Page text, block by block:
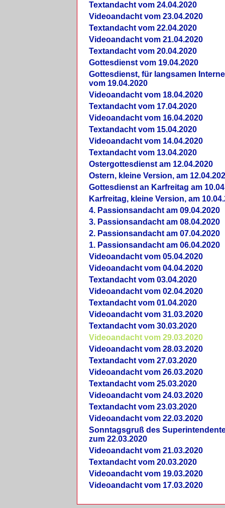
Textandacht vom 24.04.2020
Videoandacht vom 23.04.2020
Textandacht vom 22.04.2020
Videoandacht vom 21.04.2020
Textandacht vom 20.04.2020
Gottesdienst vom 19.04.2020
Gottesdienst, für langsamen
vom 19.04.2020
Videoandacht vom 18.04.2020
Textandacht vom 17.04.2020
Videoandacht vom 16.04.2020
Textandacht vom 15.04.2020
Videoandacht vom 14.04.2020
Textandacht vom 13.04.2020
Ostergottesdienst am 12.04.2020
Ostern, kleine Version, am
Gottesdienst an Karfreitag am
Karfreitag, kleine Version, am
4. Passionsandacht am 09.04.2020
3. Passionsandacht am 08.04.2020
2. Passionsandacht am 07.04.2020
1. Passionsandacht am 06.04.2020
Videoandacht vom 05.04.2020
Videoandacht vom 04.04.2020
Textandacht vom 03.04.2020
Videoandacht vom 02.04.2020
Textandacht vom 01.04.2020
Videoandacht vom 31.03.2020
Textandacht vom 30.03.2020
Videoandacht vom 29.03.2020
Videoandacht vom 28.03.2020
Textandacht vom 27.03.2020
Videoandacht vom 26.03.2020
Textandacht vom 25.03.2020
Videoandacht vom 24.03.2020
Textandacht vom 23.03.2020
Videoandacht vom 22.03.2020
Sonntagsgruß des
zum 22.03.2020
Videoandacht vom 21.03.2020
Textandacht vom 20.03.2020
Videoandacht vom 19.03.2020
Videoandacht vom 17.03.2020